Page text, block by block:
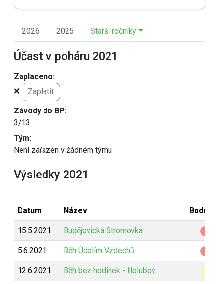
2026 2025 Starší ročníky
Účast v poháru 2021
Zaplaceno:
❌
Zaplatit
Závody do BP:
3/13
Tým:
Není zařazen v žádném týmu
Výsledky 2021
Datum Název
15.5.2021 Budějovická Stromovka Z
5.6.2021 Běh Údolím Vzdechů Z
12.6.2021 Běh bez hodinek - Holubov